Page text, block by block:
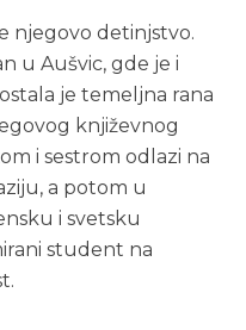
njegovo detinjstvo.
u Aušvic, gde je i
je temeljna rana
književnog
i sestrom odlazi na
a potom u
i svetsku
student na